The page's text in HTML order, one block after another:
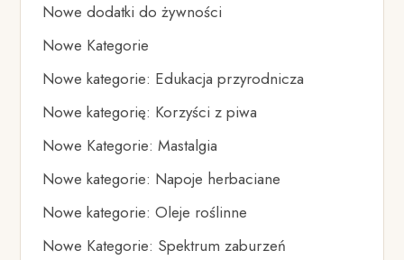
Nowe dodatki do żywności
Nowe Kategorie
Nowe kategorie: Edukacja przyrodnicza
Nowe kategorię: Korzyści z piwa
Nowe Kategorie: Mastalgia
Nowe kategorie: Napoje herbaciane
Nowe kategorie: Oleje roślinne
Nowe Kategorie: Spektrum zaburzeń